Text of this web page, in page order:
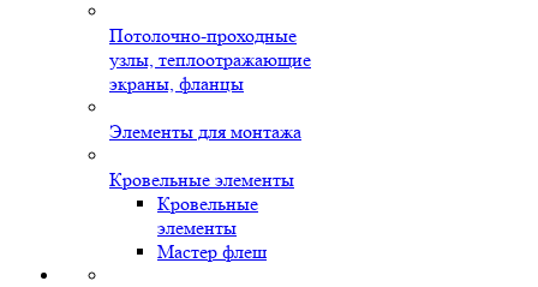
Потолочно-проходные
узлы, теплоотражающие
экраны, фланцы
Элементы для монтажа
Кровельные элементы
Кровельные
элементы
Мастер флеш